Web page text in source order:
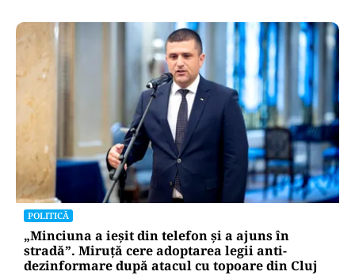
POLITICĂ
„Minciuna a ieșit din telefon și a ajuns în
stradă”. Miruță cere adoptarea legii anti-
dezinformare după atacul cu topoare din Cluj